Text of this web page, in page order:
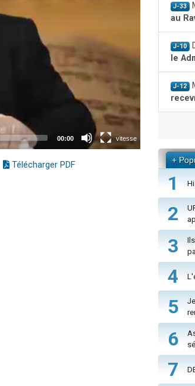
Télécharger PDF
J-33
au
J-10
le
J-12
+
1
2
3
4
5
6
7